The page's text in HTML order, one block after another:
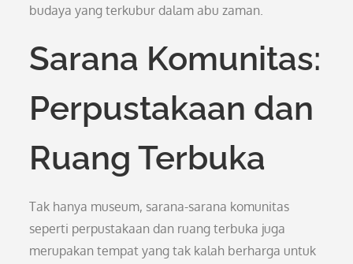
budaya yang terkubur dalam abu zaman.
Sarana Komunitas:
Perpustakaan dan
Ruang Terbuka
Tak hanya museum, sarana-sarana komunitas
seperti perpustakaan dan ruang terbuka juga
merupakan tempat yang tak kalah berharga untuk